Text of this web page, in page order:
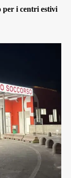
per i centri estivi